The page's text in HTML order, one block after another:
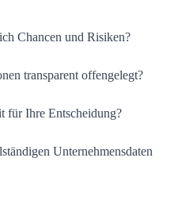
Chancen und Risiken?
transparent offengelegt?
für Ihre Entscheidung?
Unternehmensdaten